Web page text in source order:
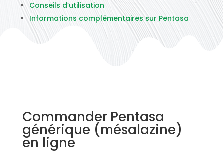
Conseils d’utilisation
Informations complémentaires sur Pentasa
Commander Pentasa
générique (mésalazine)
en ligne